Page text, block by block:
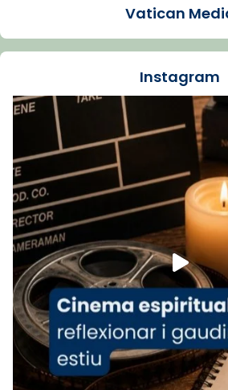
La Carmina va patir
dos mesos, a l'Estadi Lluís
Recupera l'entrevista comp
tican News 👇
www.vaticannews.va/es/
07/carmina-historia-
espana-testimoni...
Foto
View on Facebook · Share
Arquebisbat de
2 weeks ago
«Avui les santes Juliana i
ajuden a alçar la mirada»
Vatican
Instagram